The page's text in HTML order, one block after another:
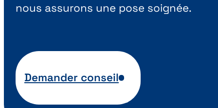
nous assurons une pose soignée.
Demander conseil